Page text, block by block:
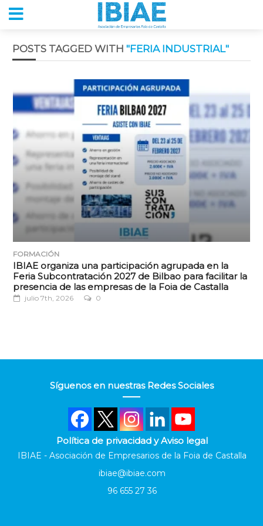
POSTS TAGGED WITH "FERIA INDUSTRIAL"
FORMACIÓN
IBIAE organiza una participación agrupada en la
Feria Subcontratación 2027 de Bilbao para facilitar la
presencia de las empresas de la Foia de Castalla
julio 7th, 2026 0
Síguenos en nuestras Redes Sociales
Política de privacidad y Aviso legal
IBIAE - Asociación de Empresarios de la Foia de Castalla
ibiae@ibiae.com
96 655 27 36